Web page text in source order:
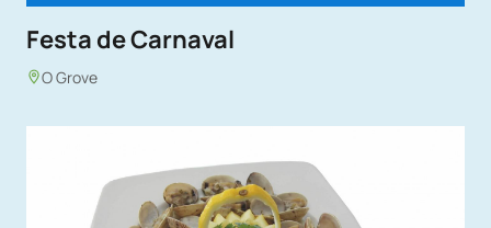
Festa de Carnaval
O Grove